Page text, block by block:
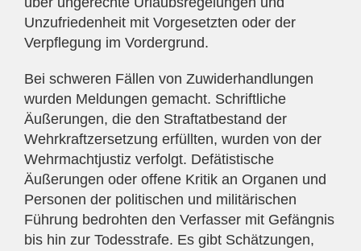
Unzufriedenheit mit Vorgesetzten oder der
Verpflegung im Vordergrund.
Bei schweren Fällen von Zuwiderhandlungen
wurden Meldungen gemacht. Schriftliche
Äußerungen, die den Straftatbestand der
Wehrkraftzersetzung erfüllten, wurden von der
Wehrmachtjustiz verfolgt. Defätistische
Äußerungen oder offene Kritik an Organen und
Personen der politischen und militärischen
Führung bedrohten den Verfasser mit Gefängnis
bis hin zur Todesstrafe. Es gibt Schätzungen,